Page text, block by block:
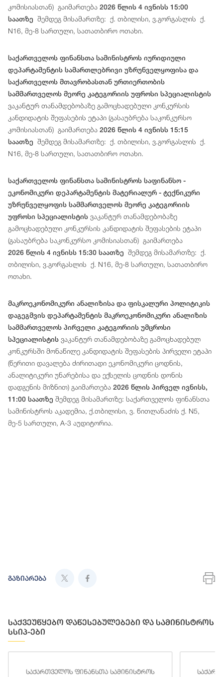
კომისიასთან) გაიმართება 2026 წლის 4 ივნისს 15:00
საათზე შემდეგ მისამართზე: ქ. თბილისი, ვ.გორგასლის ქ.
N16, მე-8 სართული, სათათბირო ოთახი.
საქართველოს ფინანსთა სამინისტროს იურიდიული
დეპარტამენტის სამართლებრივი უზრუნველყოფისა და
საქართველოს მთავრობასთან ურთიერთობის
სამმართველოს მეორე კატეგორიის უფროსი სპეციალისტის
ვაკანტურ თანამდებობაზე გამოცხადებული კონკურსის
კანდიდატის შეფასების ეტაპი (გასაუბრება საკონკურსო
კომისიასთან) გაიმართება 2026 წლის 4 ივნისს 15:15
საათზე შემდეგ მისამართზე: ქ. თბილისი, ვ.გორგასლის ქ.
N16, მე-8 სართული, სათათბირო ოთახი.
საქართველოს ფინანსთა სამინისტროს საფინანსო -
ეკონომიკური დეპარტამენტის მატერიალურ - ტექნიკური
უზრუნველყოფის სამმართველოს მეორე კატეგორიის
უფროსი სპეციალისტის ვაკანტურ თანამდებობაზე
გამოცხადებული კონკურსის კანდიდატის შეფასების ეტაპი
(გასაუბრება საკონკურსო კომისიასთან) გაიმართება
2026 წლის 4 ივნისს 15:30 საათზე შემდეგ მისამართზე: ქ.
თბილისი, ვ.გორგასლის ქ. N16, მე-8 სართული, სათათბირო
ოთახი.
მაკროეკონომიკური ანალიზისა და ფისკალური პოლიტიკის
დაგეგმვის დეპარტამენტის მაკროეკონომიკური ანალიზის
სამმართველოს პირველი კატეგორიის უმცროსი
სპეციალისტის ვაკანტურ თანამდებობაზე გამოცხადებულ
კონკურსში მონაწილე კანდიდატის შეფასების პირველი ეტაპი
(წერითი დავალება ძირითადი ეკონომიკური ცოდნის,
ანალიტიკური უნარებისა და ექსელის ცოდნის დონის
დადგენის მიზნით) გაიმართება 2026 წლის პირველ ივნისს,
11:00 საათზე შემდეგ მისამართზე: საქართველოს ფინანსთა
სამინისტროს აკადემია, ქ.თბილისი, ვ. წითლანაძის ქ. N5,
მე-5 სართული, A-3 აუდიტორია.
გაზიარება
საქვეუწყებო დაწესებულებები და სამინისტროს
სსიპ-ები
საქართველოს ფინანსთა სამინისტროს